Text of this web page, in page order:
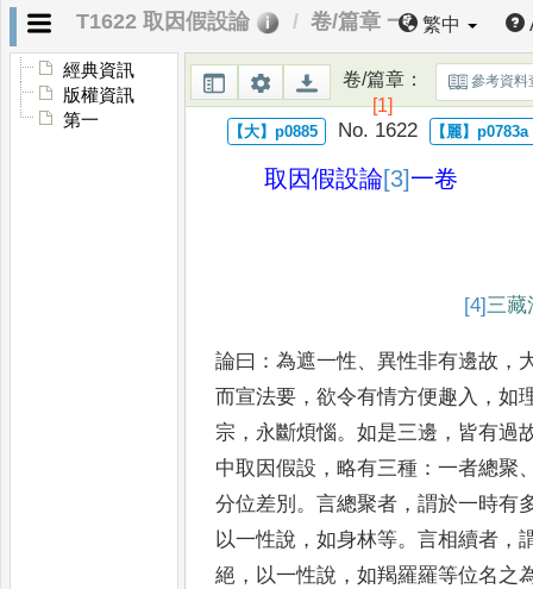
T1622 取因假設論 卷/篇章 一 繁中
經典資訊
版權資訊
第一
卷/篇章：
[1]
參考資料
No. 1622
取因假設論[3]一卷
[4]三藏
論曰 ：為遮一性、異性非有邊故 ，
而宣法要 ，欲令有情方便趣入 ，如
宗 ， 永斷煩惱。如是三邊 ， 皆有過
中取因假設 ， 略有三種 ：一者總聚
分位差別 。言總聚者 ，謂於一時有
以一性說 ，如身林等。言相續者 ，
絕 ， 以一性說 ，如羯羅羅等位名之